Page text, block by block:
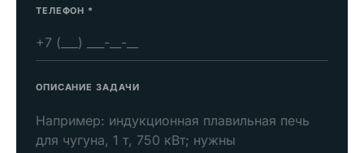
ТЕЛЕФОН *
ОПИСАНИЕ ЗАДАЧИ